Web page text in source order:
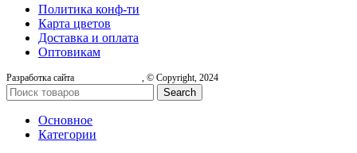
Политика конф-ти
Карта цветов
Доставка и оплата
Оптовикам
Разработка сайта , © Copyright, 2024
Search
Основное
Категории